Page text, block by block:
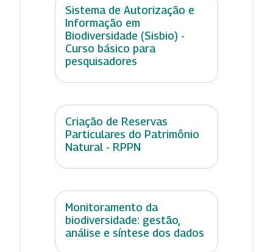
Sistema de Autorização e
Informação em
Biodiversidade (Sisbio) -
Curso básico para
pesquisadores
Criação de Reservas
Particulares do Patrimônio
Natural - RPPN
Monitoramento da
biodiversidade: gestão,
análise e síntese dos dados